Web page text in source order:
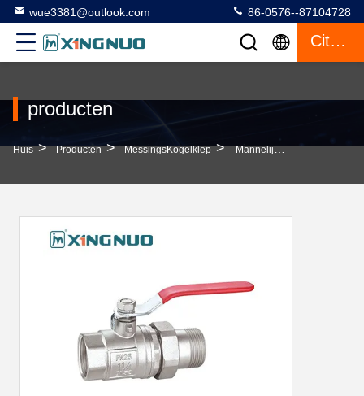
wue3381@outlook.com 86-0576--87104728
Citaat
producten
Huis > Producten > MessingsKogelklep > Mannelijke En Vrouwelijke Draadloze PN25 Koperen Kogelklep / Koperen Kogelklep Met UL CSA FM-Goedkeuring